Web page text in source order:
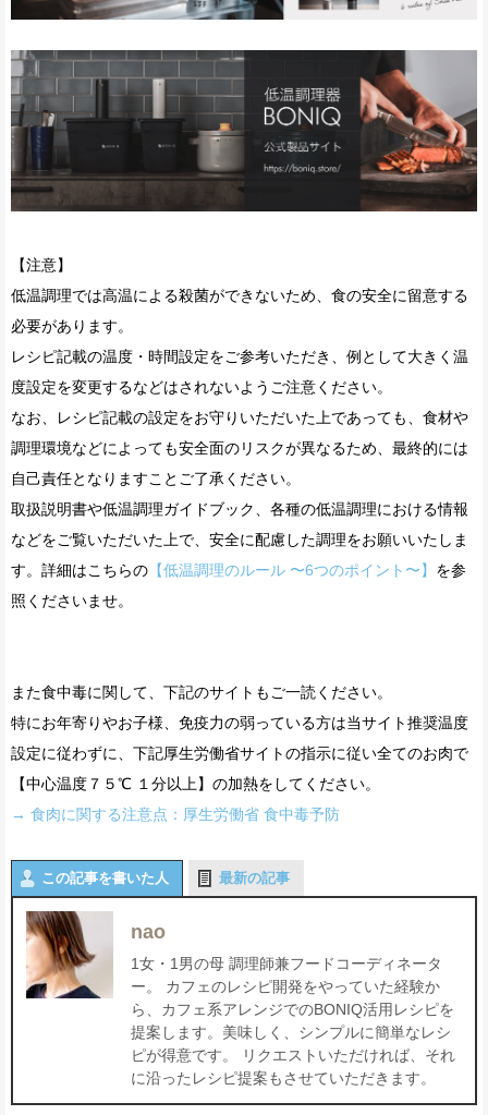
【注意】
低温調理では高温による殺菌ができないため、食の安全に留意する
必要があります。
レシピ記載の温度・時間設定をご参考いただき、例として大きく温
度設定を変更するなどはされないようご注意ください。
なお、レシピ記載の設定をお守りいただいた上であっても、食材や
調理環境などによっても安全面のリスクが異なるため、最終的には
自己責任となりますことご了承ください。
取扱説明書や低温調理ガイドブック、各種の低温調理における情報
などをご覧いただいた上で、安全に配慮した調理をお願いいたしま
す。詳細はこちらの 【低温調理のルール 〜6つのポイント〜】 を参
照くださいませ。
また食中毒に関して、下記のサイトもご一読ください。
特にお年寄りやお子様、免疫力の弱っている方は当サイト推奨温度
設定に従わずに、下記厚生労働省サイトの指示に従い全てのお肉で
【中心温度７５℃ １分以上】の加熱をしてください。
→ 食肉に関する注意点：厚生労働省 食中毒予防
この記事を書いた人 最新の記事
nao
1女・1男の母 調理師兼フードコーディネータ
ー。 カフェのレシピ開発をやっていた経験か
ら、カフェ系アレンジでのBONIQ活用レシピを
提案します。美味しく、シンプルに簡単なレシ
ピが得意です。 リクエストいただければ、それ
に沿ったレシピ提案もさせていただきます。